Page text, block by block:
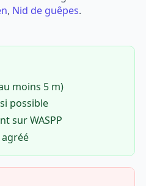
, Nid de guêpes.
moins 5 m)
possible
sur WASPP